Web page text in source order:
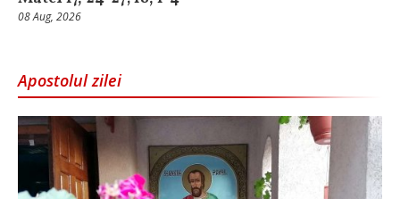
08 Aug, 2026
Apostolul zilei